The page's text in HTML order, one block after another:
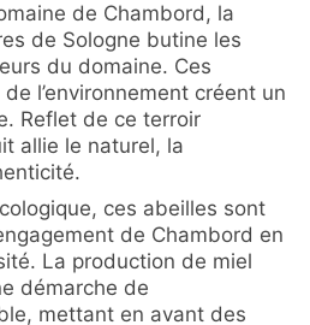
de Chambord, la
de Sologne butine les
du domaine. Ces
l’environnement créent un
Reflet de ce terroir
allie le naturel, la
ces abeilles sont
de Chambord en
La production de miel
démarche de
mettant en avant des